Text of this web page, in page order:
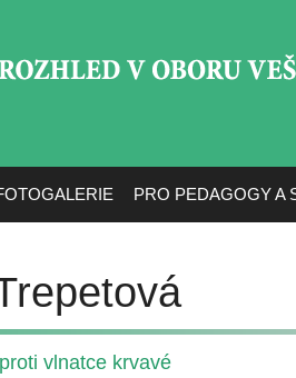
PRO PEDAGOGY A
vlnatce krvavé